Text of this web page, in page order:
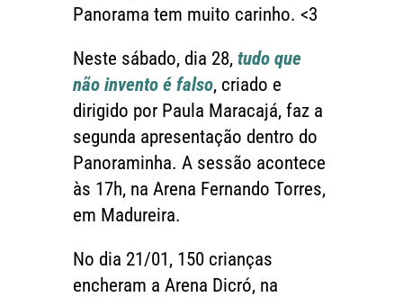
Panorama tem muito carinho. <3
Neste sábado, dia 28, tudo que
não invento é falso, criado e
dirigido por Paula Maracajá, faz a
segunda apresentação dentro do
Panoraminha. A sessão acontece
às 17h, na Arena Fernando Torres,
em Madureira.
No dia 21/01, 150 crianças
encheram a Arena Dicró, na